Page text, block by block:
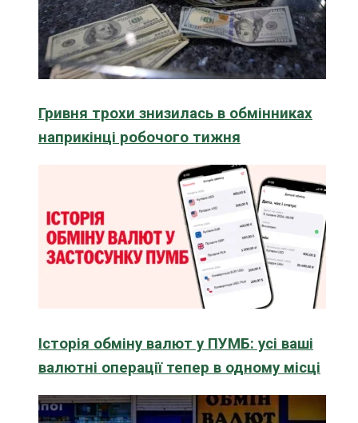
Гривня трохи знизилась в обмінниках
наприкінці робочого тижня
Історія обміну валют у ПУМБ: усі ваші
валютні операції тепер в одному місці